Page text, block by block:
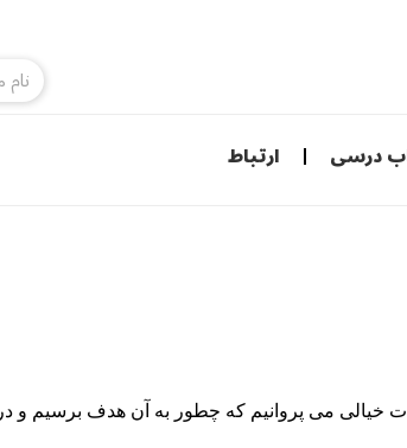
درسی ارتباط
خیالی می پروانیم که چطور به آن هدف برسیم